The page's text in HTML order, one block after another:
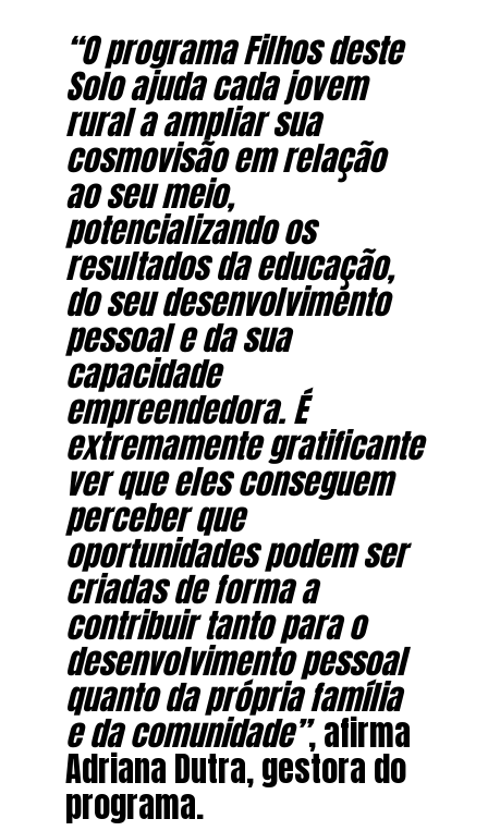
“O programa Filhos deste
Solo ajuda cada jovem
rural a ampliar sua
cosmovisão em relação
ao seu meio,
potencializando os
resultados da educação,
do seu desenvolvimento
pessoal e da sua
capacidade
empreendedora. É
extremamente gratificante
ver que eles conseguem
perceber que
oportunidades podem ser
criadas de forma a
contribuir tanto para o
desenvolvimento pessoal
quanto da própria família
e da comunidade”, afirma
Adriana Dutra, gestora do
programa.